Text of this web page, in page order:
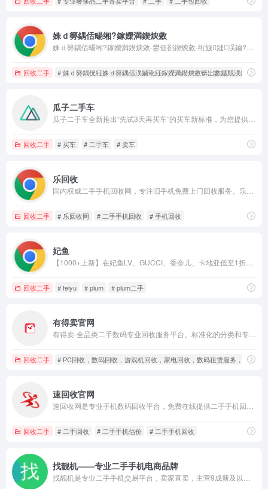
姝ｄ簩鍝佸畼缃?鎵嬫満鍥炴敹
回收二手 # 姝ｄ簩鍝侊紝姝ｄ簩鍝佸洖鏀讹紝鎵嬫満鍥炴敹锛岀數鑴戝洖鏀讹紝
瓜子二手车
回收二手 # 买车 # 二手车 # 卖车
乐回收
回收二手 # 乐回收网 # 二手手机回收 # 手机回收
妃鱼
回收二手 # feiyu # plum # plum二手
有得卖官网
回收二手 # PC回收，数码回收，游戏机回收，家电回收，数码租赁服务，企业回
速回收官网
回收二手 # 二手回收 # 二手手机估价 # 二手手机回收
找靓机——专业二手手机电商品牌